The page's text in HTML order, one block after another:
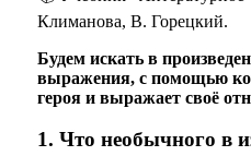
Климанова, В. Горецкий.
Будем искать в
выражения, с помощью
героя и выражает своё
1. Что необычного в